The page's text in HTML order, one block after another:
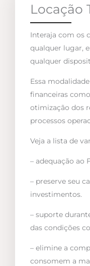
Locação
Interaja com os
qualquer lugar,
qualquer
Essa
financeiras
otimização dos
processos
Veja a lista de
– adequação ao
– preserve seu
investimentos.
– suporte
das condições
– elimine a
consomem a